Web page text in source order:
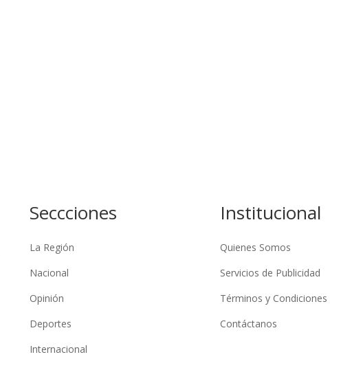
Seccciones
La Región
Nacional
Opinión
Deportes
Internacional
Institucional
Quienes Somos
Servicios de Publicidad
Términos y Condiciones
Contáctanos